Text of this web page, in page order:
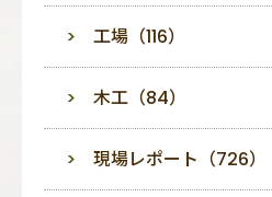
工場（116）
木工（84）
現場レポート（726）